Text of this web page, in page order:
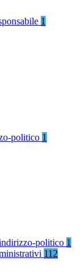
1
politico 1
politico 1
112